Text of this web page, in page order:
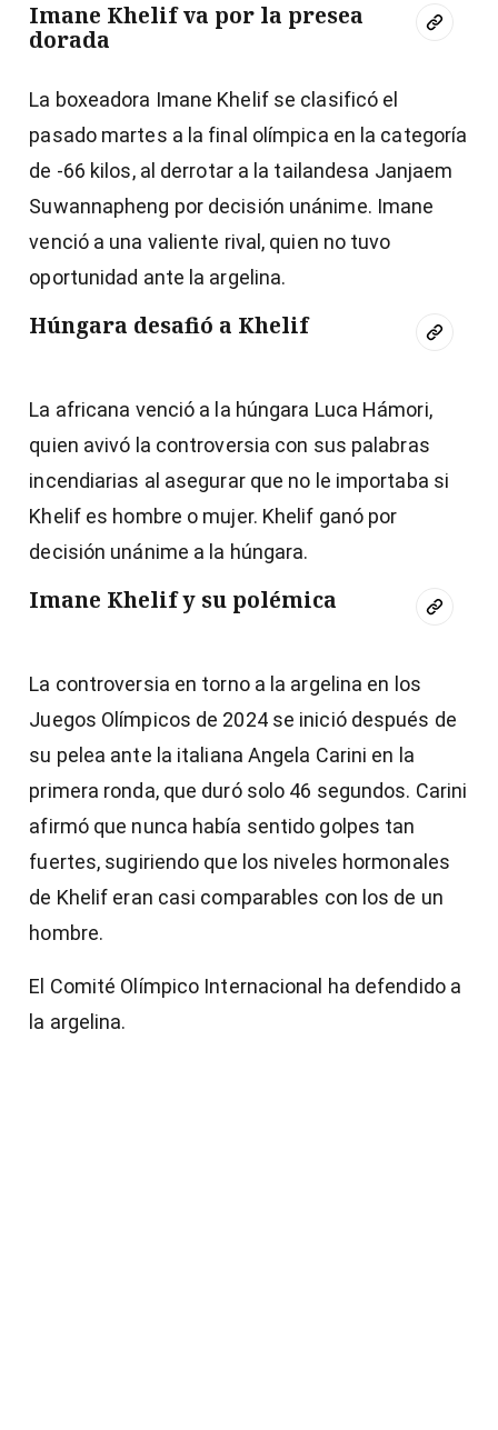
Imane Khelif va por la presea
dorada
La boxeadora Imane Khelif se clasificó el
pasado martes a la final olímpica en la categoría
de -66 kilos, al derrotar a la tailandesa Janjaem
Suwannapheng por decisión unánime. Imane
venció a una valiente rival, quien no tuvo
oportunidad ante la argelina.
Húngara desafió a Khelif
La africana venció a la húngara Luca Hámori,
quien avivó la controversia con sus palabras
incendiarias al asegurar que no le importaba si
Khelif es hombre o mujer. Khelif ganó por
decisión unánime a la húngara.
Imane Khelif y su polémica
La controversia en torno a la argelina en los
Juegos Olímpicos de 2024 se inició después de
su pelea ante la italiana Angela Carini en la
primera ronda, que duró solo 46 segundos. Carini
afirmó que nunca había sentido golpes tan
fuertes, sugiriendo que los niveles hormonales
de Khelif eran casi comparables con los de un
hombre.
El Comité Olímpico Internacional ha defendido a
la argelina.